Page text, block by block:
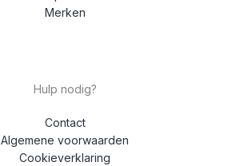
Merken
Hulp nodig?
Contact
Algemene voorwaarden
Cookieverklaring